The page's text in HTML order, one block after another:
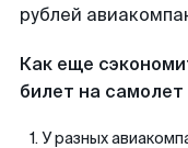
рублей
Как еще
билет на
У разных